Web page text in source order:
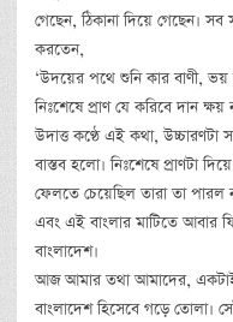
গেছেন, ঠিকানা দিয়ে গেছেন। সব
করতেন,
‘উদয়ের পথে শুনি কার বাণী,
নিঃশেষে প্রাণ যে করিবে দান ক্ষয়
উদাত্ত কণ্ঠে এই কথা,
বাস্তব হলো। নিঃশেষে প্রাণটা
ফেলতে চেয়েছিল তারা তা পারল
এবং এই বাংলার মাটিতে আবার
বাংলাদেশ।
আজ আমার তথা আমাদের, একটাই
বাংলাদেশ হিসেবে গড়ে তোলা।